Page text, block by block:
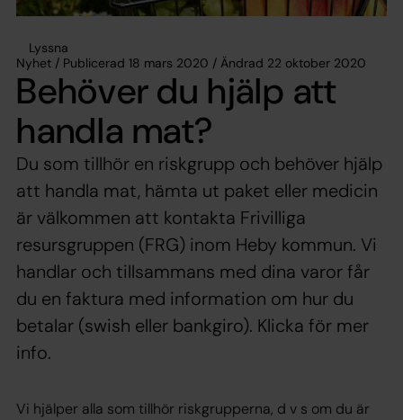
Lyssna
Nyhet / Publicerad 18 mars 2020 / Ändrad 22 oktober 2020
Behöver du hjälp att
handla mat?
Du som tillhör en riskgrupp och behöver hjälp
att handla mat, hämta ut paket eller medicin
är välkommen att kontakta Frivilliga
resursgruppen (FRG) inom Heby kommun. Vi
handlar och tillsammans med dina varor får
du en faktura med information om hur du
betalar (swish eller bankgiro). Klicka för mer
info.
Vi hjälper alla som tillhör riskgrupperna, d v s om du är